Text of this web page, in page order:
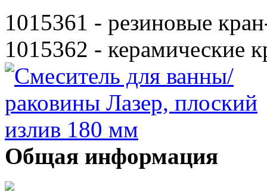
1015361 - резиновые
1015362 - керамические
Общая информация